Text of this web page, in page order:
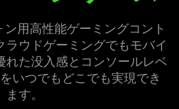
用高性能ゲーミングコント
ラウドゲーミングでもモバイ
れた没入感とコンソールレベ
いつでもどこでも実現でき
ます。